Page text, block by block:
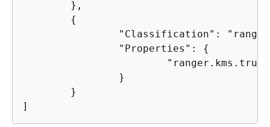
{
		"Properties":
{